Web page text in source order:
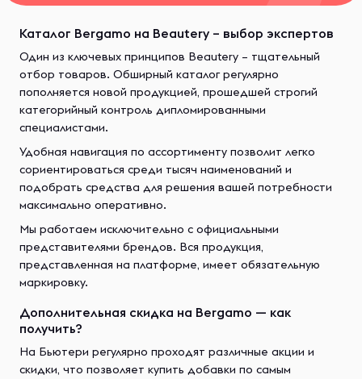
Каталог Bergamo на Beautery – выбор экспертов
Один из ключевых принципов Beautery – тщательный
отбор товаров. Обширный каталог регулярно
пополняется новой продукцией, прошедшей строгий
категорийный контроль дипломированными
специалистами.
Удобная навигация по ассортименту позволит легко
сориентироваться среди тысяч наименований и
подобрать средства для решения вашей потребности
максимально оперативно.
Мы работаем исключительно с официальными
представителями брендов. Вся продукция,
представленная на платформе, имеет обязательную
маркировку.
Дополнительная скидка на Bergamo — как
получить?
На Бьютери регулярно проходят различные акции и
скидки, что позволяет купить добавки по самым